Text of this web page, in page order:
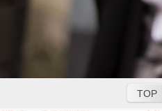
TOP